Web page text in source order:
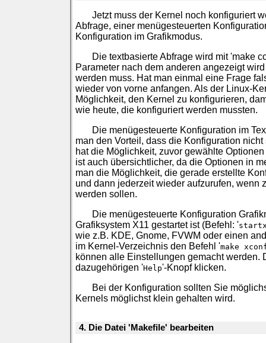
Jetzt muss der Kernel noch konfiguriert
Abfrage, einer menügesteuerten
Konfiguration im Grafikmodus.
Die textbasierte Abfrage wird mit 'make
Parameter nach dem anderen angezeigt
werden muss. Hat man einmal eine Frage
wieder von vorne anfangen. Als der Linux-
Möglichkeit, den Kernel zu konfigurieren,
wie heute, die konfiguriert werden mussten.
Die menügesteuerte Konfiguration im
man den Vorteil, dass die Konfiguration
hat die Möglichkeit, zuvor gewählte
ist auch übersichtlicher, da die Optionen in
man die Möglichkeit, die gerade erstellte
und dann jederzeit wieder aufzurufen, wenn
werden sollen.
Die menügesteuerte Konfiguration
Grafiksystem X11 gestartet ist (Befehl: '
wie z.B. KDE, Gnome, FVWM oder einen
im Kernel-Verzeichnis den Befehl 'make
können alle Einstellungen gemacht werden.
dazugehörigen 'Help'-Knopf klicken.
Bei der Konfiguration sollten Sie
Kernels möglichst klein gehalten wird.
4. Die Datei 'Makefile' bearbeiten